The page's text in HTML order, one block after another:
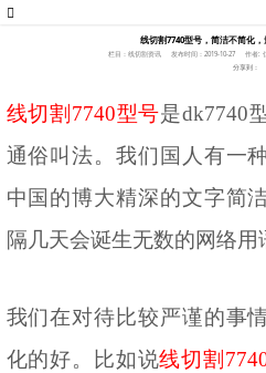
线切割7740型号，简洁不简化，
栏目：线切割资讯 发布时间：2019-10-27 作者:
分享到：
线切割 7740型号是dk7740
通俗叫法。我们国人有一
中国的博大精深的文字简
隔几天会诞生无数的网络用
我们在对待比较严谨的事
化的好。比如说线切割